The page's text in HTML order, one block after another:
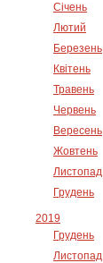
Січень
Лютий
Березень
Квітень
Травень
Червень
Вересень
Жовтень
Листопад
Грудень
2019
Грудень
Листопад